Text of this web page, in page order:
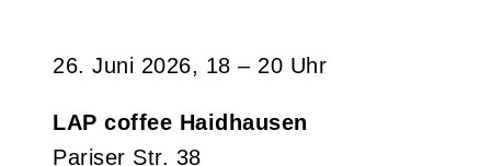
26. Juni 2026, 18 – 20 Uhr
LAP coffee Haidhausen
Pariser Str. 38